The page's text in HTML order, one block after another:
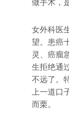
做手术，
女外科医
望。患癌
灵、癌瘤
生拒绝通
不远了。
上一道口
而栗。